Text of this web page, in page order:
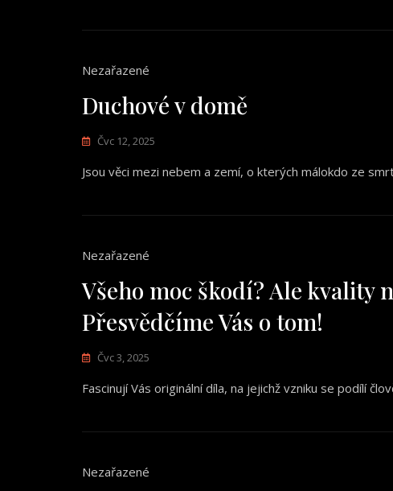
Nezařazené
Duchové v domě
Čvc 12, 2025
Jsou věci mezi nebem a zemí, o kterých málokdo ze
Nezařazené
Všeho moc škodí? Ale kvality
Přesvědčíme Vás o tom!
Čvc 3, 2025
Fascinují Vás originální díla, na jejichž vzniku se podílí
Nezařazené